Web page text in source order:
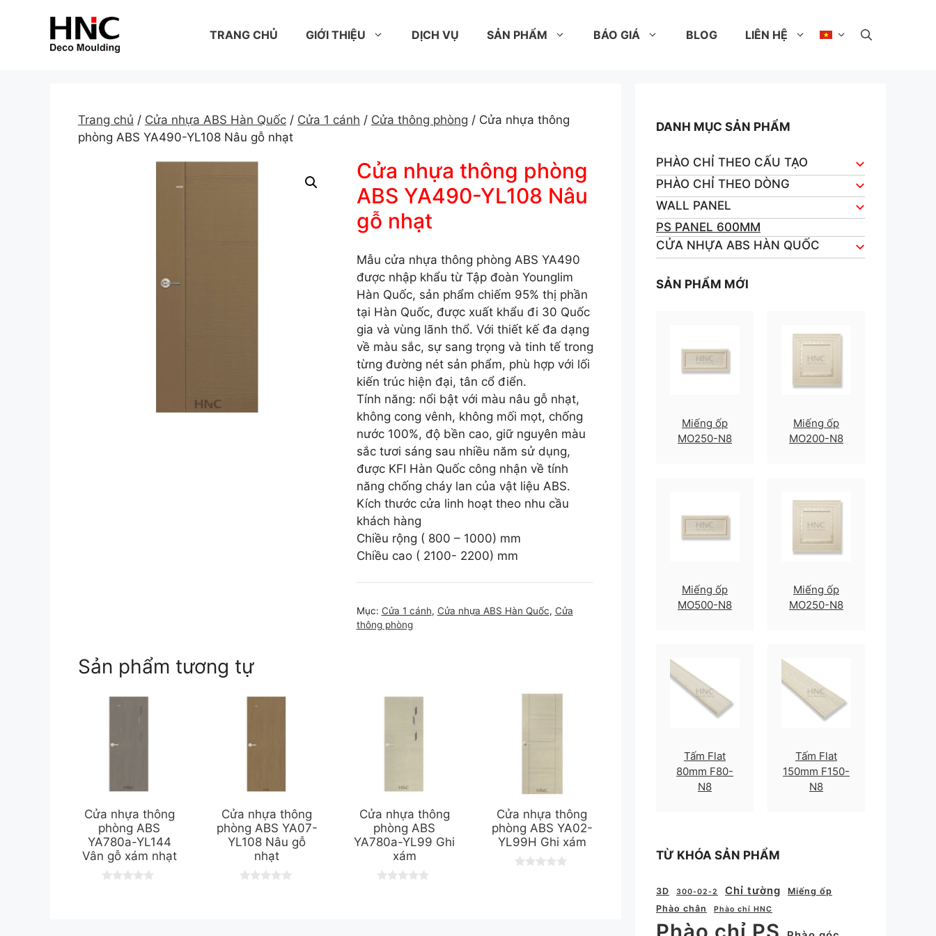
TRANG CHỦ GIỚI THIỆU DỊCH VỤ SẢN PHẨM BÁO GIÁ BLOG LIÊN HỆ
Trang chủ / Cửa nhựa ABS Hàn Quốc / Cửa 1 cánh / Cửa thông phòng / Cửa nhựa thông
phòng ABS YA490-YL108 Nâu gỗ nhạt
Cửa nhựa thông phòng
ABS YA490-YL108 Nâu
gỗ nhạt
Mẫu cửa nhựa thông phòng ABS YA490
được nhập khẩu từ Tập đoàn Younglim
Hàn Quốc, sản phẩm chiếm 95% thị phần
tại Hàn Quốc, được xuất khẩu đi 30 Quốc
gia và vùng lãnh thổ. Với thiết kế đa dạng
về màu sắc, sự sang trọng và tinh tế trong
từng đường nét sản phẩm, phù hợp với lối
kiến trúc hiện đại, tân cổ điển.
Tính năng: nổi bật với màu nâu gỗ nhạt,
không cong vênh, không mối mọt, chống
nước 100%, độ bền cao, giữ nguyên màu
sắc tươi sáng sau nhiều năm sử dụng,
được KFI Hàn Quốc công nhận về tính
năng chống cháy lan của vật liệu ABS.
Kích thước cửa linh hoạt theo nhu cầu
khách hàng
Chiều rộng ( 800 – 1000) mm
Chiều cao ( 2100- 2200) mm
Mục: Cửa 1 cánh, Cửa nhựa ABS Hàn Quốc, Cửa
thông phòng
Sản phẩm tương tự
Cửa nhựa thông
phòng ABS
YA780a-YL144
Vân gỗ xám nhạt
Cửa nhựa thông
phòng ABS YA07-
YL108 Nâu gỗ
nhạt
Cửa nhựa thông
phòng ABS
YA780a-YL99 Ghi
xám
Cửa nhựa thông
phòng ABS YA02-
YL99H Ghi xám
DANH MỤC SẢN PHẨM
PHÀO CHỈ THEO CẤU TẠO
PHÀO CHỈ THEO DÒNG
WALL PANEL
PS PANEL 600MM
CỬA NHỰA ABS HÀN QUỐC
SẢN PHẨM MỚI
Miếng ốp
MO250-N8
Miếng ốp
MO200-N8
Miếng ốp
MO500-N8
Miếng ốp
MO250-N8
Tấm Flat
80mm F80-
N8
Tấm Flat
150mm F150-
N8
TỪ KHÓA SẢN PHẨM
3D 300-02-2 Chỉ tường
Miếng ốp
Phào chân
Phào chỉ HNC